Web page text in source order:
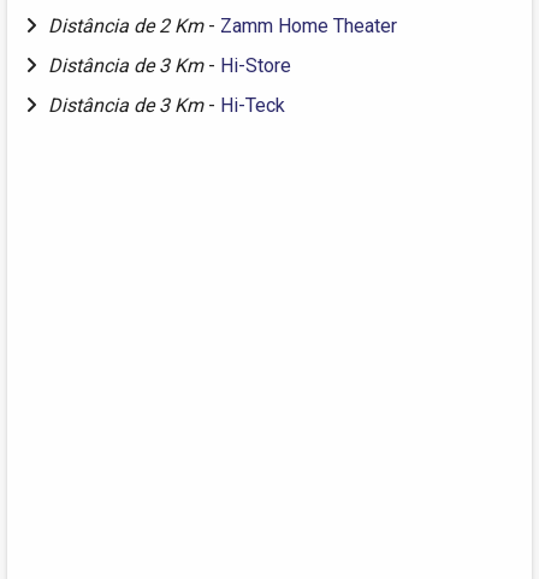
Distância de 2 Km - Zamm Home Theater
Distância de 3 Km - Hi-Store
Distância de 3 Km - Hi-Teck